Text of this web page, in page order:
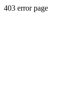
403 error page